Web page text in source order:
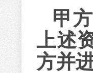
甲
上述
方并